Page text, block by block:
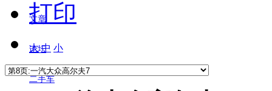
文章
论坛
二手车
打印
大 中 小